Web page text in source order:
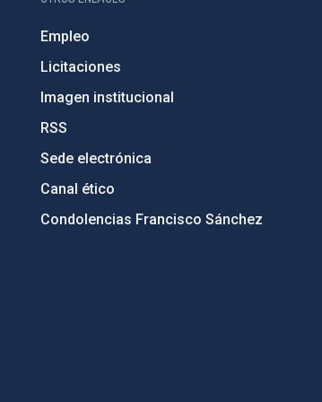
Empleo
Licitaciones
Imagen institucional
RSS
Sede electrónica
Canal ético
Condolencias Francisco Sánchez